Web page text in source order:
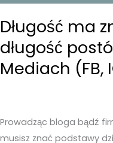
Długość ma
długość
Mediach (FB,
Prowadząc bloga bądź
musisz znać podstawy